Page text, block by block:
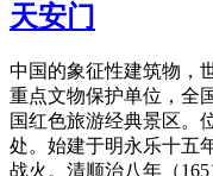
天安门
中国的象征性建筑物，
重点文物保护单位，全
国红色旅游经典景区。
处。始建于明永乐十五
战火。清顺治八年（